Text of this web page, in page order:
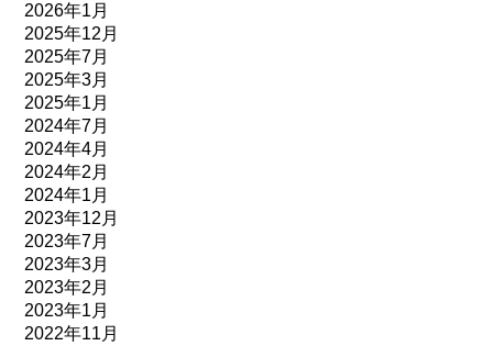
2026年1月
2025年12月
2025年7月
2025年3月
2025年1月
2024年7月
2024年4月
2024年2月
2024年1月
2023年12月
2023年7月
2023年3月
2023年2月
2023年1月
2022年11月